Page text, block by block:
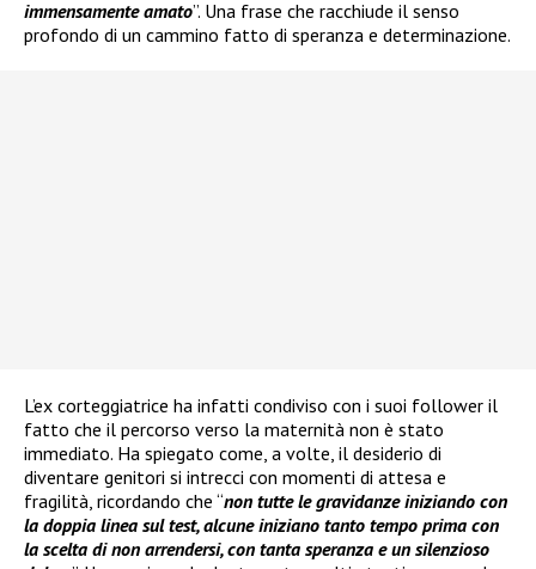
immensamente amato”. Una frase che racchiude il senso
profondo di un cammino fatto di speranza e determinazione.
L’ex corteggiatrice ha infatti condiviso con i suoi follower il
fatto che il percorso verso la maternità non è stato
immediato. Ha spiegato come, a volte, il desiderio di
diventare genitori si intrecci con momenti di attesa e
fragilità, ricordando che “non tutte le gravidanze iniziando con
la doppia linea sul test, alcune iniziano tanto tempo prima con
la scelta di non arrendersi, con tanta speranza e un silenzioso